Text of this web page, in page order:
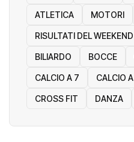
ATLETICA MOTORI
RISULTATI DEL WEEKEND
BILIARDO BOCCE
CALCIO A 7 CALCIO
CROSS FIT DANZA